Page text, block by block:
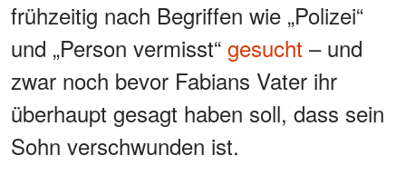
frühzeitig nach Begriffen wie „Polizei“
und „Person vermisst“ gesucht – und
zwar noch bevor Fabians Vater ihr
überhaupt gesagt haben soll, dass sein
Sohn verschwunden ist.